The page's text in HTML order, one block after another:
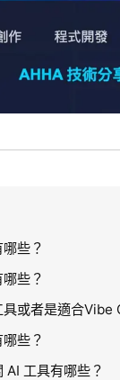
些？
些？
或者是適合
些？
AI 工具有哪些？